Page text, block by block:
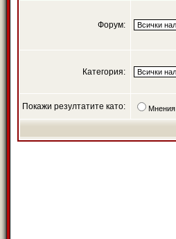
Форум:
Категория:
Покажи резултатите като: Мнения